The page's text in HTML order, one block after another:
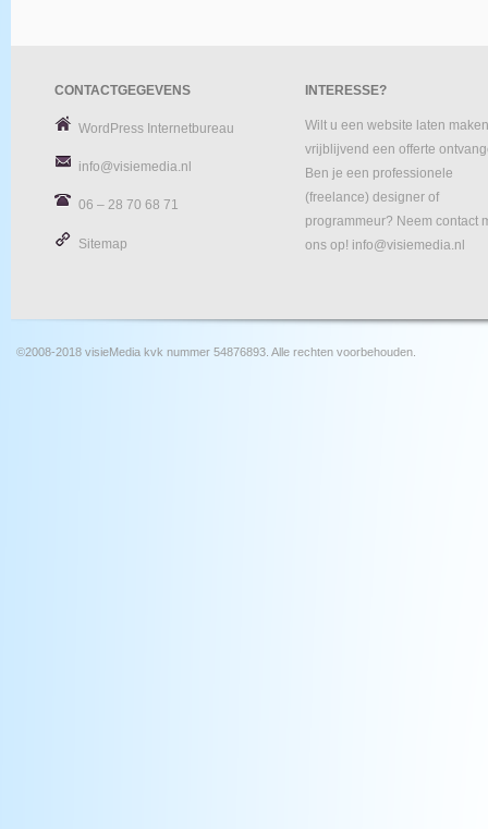
CONTACTGEGEVENS
WordPress Internetbureau
info@visiemedia.nl
06 – 28 70 68 71
Sitemap
INTERESSE?
Wilt u een website laten
vrijblijvend een offerte
Ben je een professionele
(freelance) designer of
programmeur? Neem contact
ons op! info@visiemedia.nl
©2008-2018 visieMedia kvk nummer 54876893. Alle rechten voorbehouden.